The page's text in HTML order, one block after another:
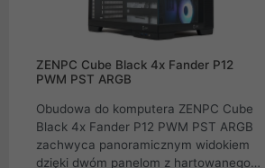
ZENPC Cube Black 4x Fander P12
PWM PST ARGB
Obudowa do komputera ZENPC Cube
Black 4x Fander P12 PWM PST ARGB
zachwyca panoramicznym widokiem
dzięki dwóm panelom z hartowanego